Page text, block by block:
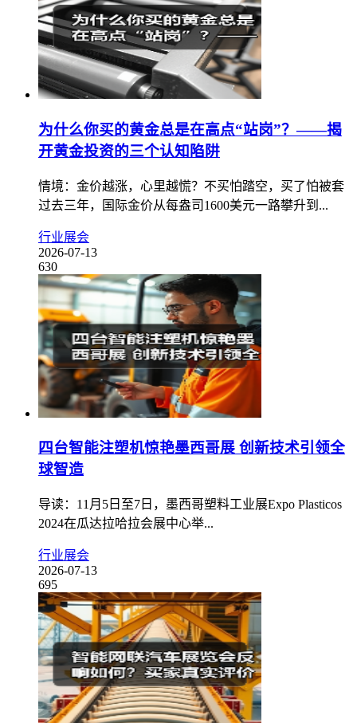
为什么你买的黄金总是在高点“站岗”？——揭
开黄金投资的三个认知陷阱
情境：金价越涨，心里越慌？不买怕踏空，买了怕被套
过去三年，国际金价从每盎司1600美元一路攀升到...
行业展会
2026-07-13
630
四台智能注塑机惊艳墨西哥展 创新技术引领全
球智造
导读：11月5日至7日，墨西哥塑料工业展Expo Plasticos
2024在瓜达拉哈拉会展中心举...
行业展会
2026-07-13
695